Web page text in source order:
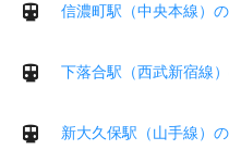
信濃町駅（中央本線）
下落合駅（西武新宿線
新大久保駅（山手線）